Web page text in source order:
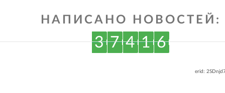
НАПИСАНО НОВОСТЕЙ:
3 7 4 1 6
erid: